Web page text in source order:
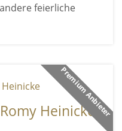
feierliche
Premium Anbieter
Heinicke